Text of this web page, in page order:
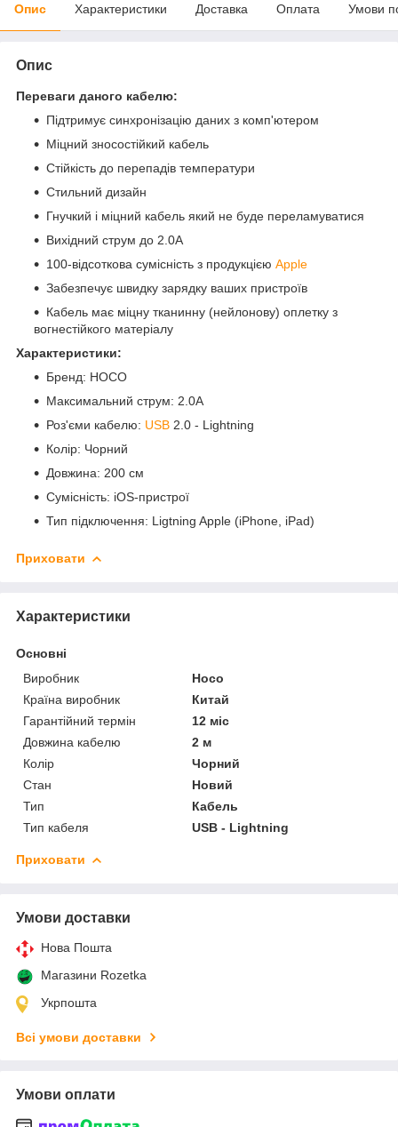
Опис Характеристики Доставка Оплата Умови
Опис
Переваги даного кабелю:
Підтримує синхронізацію даних з комп'ютером
Міцний зносостійкий кабель
Стійкість до перепадів температури
Стильний дизайн
Гнучкий і міцний кабель який не буде переламуватися
Вихідний струм до 2.0А
100-відсоткова сумісність з продукцією Apple
Забезпечує швидку зарядку ваших пристроїв
Кабель має міцну тканинну (нейлонову) оплетку з
вогнестійкого матеріалу
Характеристики:
Бренд: HOCO
Максимальний струм: 2.0A
Роз'єми кабелю: USB 2.0 - Lightning
Колір: Чорний
Довжина: 200 см
Сумісність: iOS-пристрої
Тип підключення: Ligtning Apple (iPhone, iPad)
Приховати
Характеристики
Основні
Виробник
Hoco
Країна виробник
Китай
Гарантійний термін
12 міс
Довжина кабелю
2 м
Колір
Чорний
Стан
Новий
Тип
Кабель
Тип кабеля
USB - Lightning
Приховати
Умови доставки
Нова Пошта
Магазини Rozetka
Укрпошта
Всі умови доставки
Умови оплати